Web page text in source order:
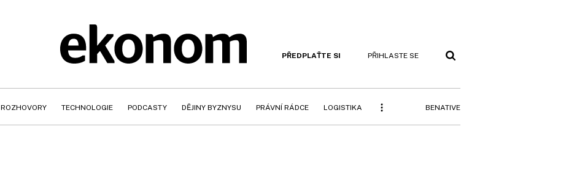
PŘEDPLAŤTE SI PŘIHLASTE SE
ROZHOVORY TECHNOLOGIE PODCASTY DĚJINY BYZNYSU PRÁVNÍ RÁDCE LOGISTIKA BENATIVE